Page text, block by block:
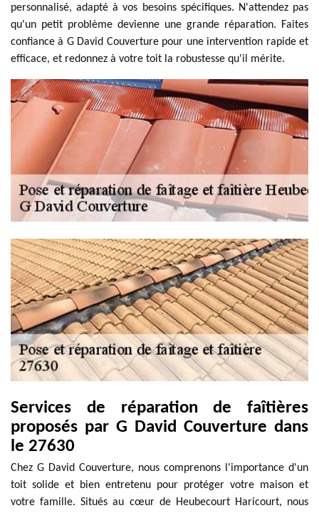
personnalisé, adapté à vos besoins spécifiques. N'attendez pas
qu'un petit problème devienne une grande réparation. Faites
confiance à G David Couverture pour une intervention rapide et
efficace, et redonnez à votre toit la robustesse qu'il mérite.
Services de réparation de faîtières
proposés par G David Couverture dans
le 27630
Chez G David Couverture, nous comprenons l'importance d'un
toit solide et bien entretenu pour protéger votre maison et
votre famille. Situés au cœur de Heubecourt Haricourt, nous